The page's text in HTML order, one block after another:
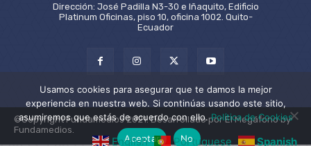
Dirección: José Padilla N3-30 e Iñaquito, Edificio
Platinum Oficinas, piso 10, oficina 1002. Quito-
Ecuador
©Copyright Fundamedios 2021. Desarrollado por El Megáfono by
Fundamedios.
English Portuguese Spanish
Usamos cookies para asegurar que te damos la mejor
experiencia en nuestra web. Si continúas usando este sitio,
asumiremos que estás de acuerdo con ello.Política de Cookies
Aceptar
No